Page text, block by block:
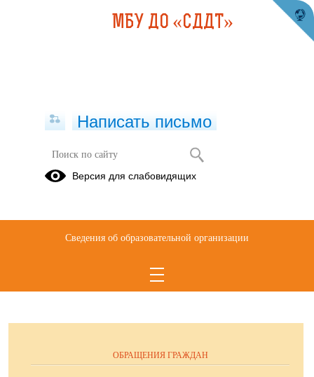
Сведения о доходах, расходах, об
имуществе и обязательствах
ОБРАЩЕНИЯ ГРАЖДАН
МБУ ДО «СДДТ»
Написать письмо
Версия для слабовидящих
Сведения об образовательной организации